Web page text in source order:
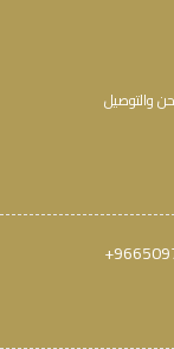
والتوصيل